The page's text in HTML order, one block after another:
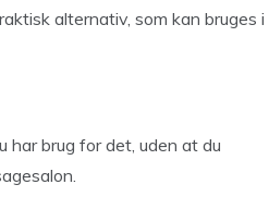
alternativ, som kan bruges i
har brug for det, uden at du